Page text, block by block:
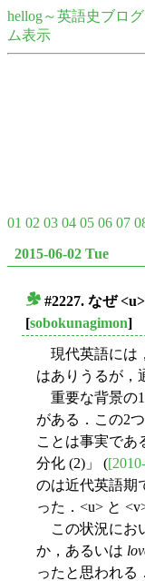
hellog～英語史ブログ
ム表示
01 02 03 04 05 06 07
2015-06-02 Tue
#2227. なぜ
[sobokunagimon]
現代英語には
はありうるが，
重要な背景の1
がある．この2
ことは事実であ
分化 (2)」 (
のは近代英語期
った．<u> と
この状況にお
か，あるいは
ったと思われる